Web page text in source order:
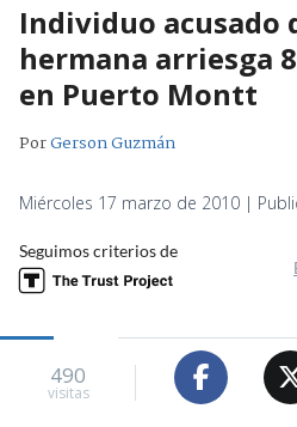
Individuo acusado
hermana arriesga
en Puerto Montt
PorGerson Guzmán
Miércoles 17 marzo de 2010 |
Seguimos criterios de
490
visitas